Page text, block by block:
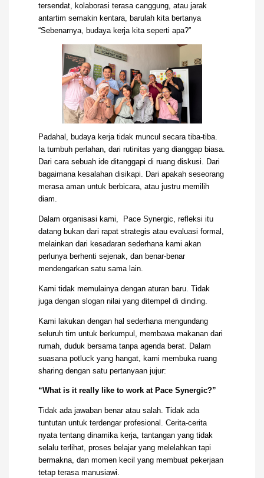
tersendat, kolaborasi terasa canggung, atau jarak
antartim semakin kentara, barulah kita bertanya
“Sebenarnya, budaya kerja kita seperti apa?”
Padahal, budaya kerja tidak muncul secara tiba-tiba.
Ia tumbuh perlahan, dari rutinitas yang dianggap biasa.
Dari cara sebuah ide ditanggapi di ruang diskusi. Dari
bagaimana kesalahan disikapi. Dari apakah seseorang
merasa aman untuk berbicara, atau justru memilih
diam.
Dalam organisasi kami, Pace Synergic, refleksi itu
datang bukan dari rapat strategis atau evaluasi formal,
melainkan dari kesadaran sederhana kami akan
perlunya berhenti sejenak, dan benar-benar
mendengarkan satu sama lain.
Kami tidak memulainya dengan aturan baru. Tidak
juga dengan slogan nilai yang ditempel di dinding.
Kami lakukan dengan hal sederhana mengundang
seluruh tim untuk berkumpul, membawa makanan dari
rumah, duduk bersama tanpa agenda berat. Dalam
suasana potluck yang hangat, kami membuka ruang
sharing dengan satu pertanyaan jujur:
“What is it really like to work at Pace Synergic?”
Tidak ada jawaban benar atau salah. Tidak ada
tuntutan untuk terdengar profesional. Cerita-cerita
nyata tentang dinamika kerja, tantangan yang tidak
selalu terlihat, proses belajar yang melelahkan tapi
bermakna, dan momen kecil yang membuat pekerjaan
tetap terasa manusiawi.